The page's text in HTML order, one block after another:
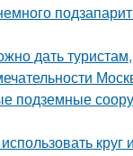
дать
подземные
круг